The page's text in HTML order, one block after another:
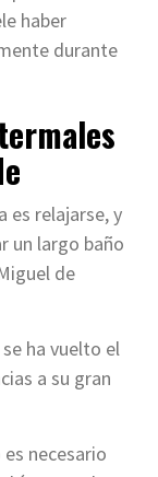
haber
durante
es relajarse, y
un largo baño
de
ha vuelto el
a su gran
necesario